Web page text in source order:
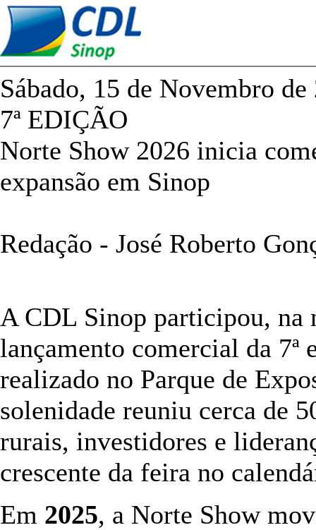
Sábado, 15 de Novembro
7ª EDIÇÃO
Norte Show 2026 inicia
expansão em Sinop
Redação - José Roberto
A CDL Sinop participou, na
lançamento comercial da 7ª
realizado no Parque de
solenidade reuniu cerca de
rurais, investidores e
crescente da feira no
Em 2025, a Norte Show